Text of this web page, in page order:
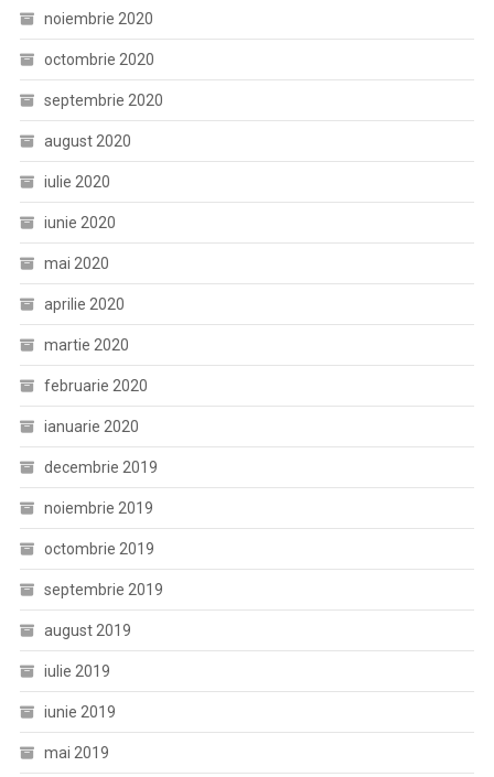
noiembrie 2020
octombrie 2020
septembrie 2020
august 2020
iulie 2020
iunie 2020
mai 2020
aprilie 2020
martie 2020
februarie 2020
ianuarie 2020
decembrie 2019
noiembrie 2019
octombrie 2019
septembrie 2019
august 2019
iulie 2019
iunie 2019
mai 2019